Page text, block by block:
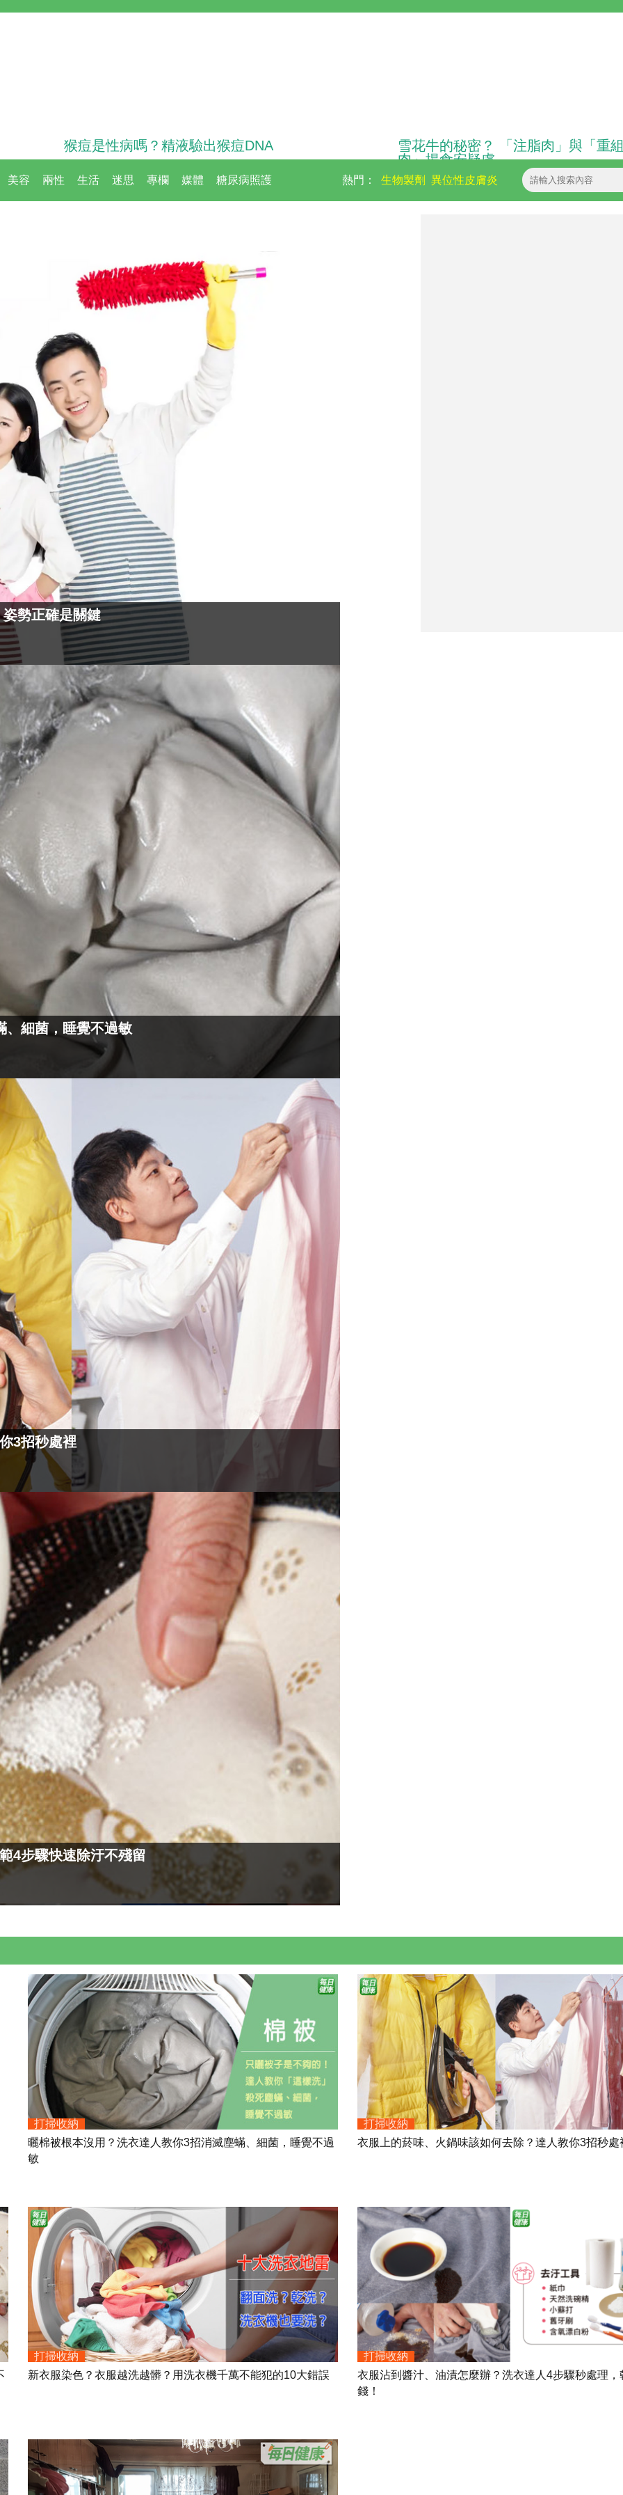
猴痘是性病嗎？精液驗出猴痘DNA
雪花牛的秘密？ 「注脂肉」與「重
肉」揭食安疑慮
美容 兩性 生活 迷思 專欄 媒體 糖尿病照護 異位性皮膚炎
生物製劑
熱門：
勢正確是關鍵
、細菌，睡覺不過敏
3招秒處裡
4步驟快速除汙不殘留
打掃收納
曬棉被根本沒用？洗衣達人教你3招消滅塵蟎、細菌，睡覺不過
敏
打掃收納
衣服上的菸味、火鍋味該如何去除？達人教你3招秒處
打掃收納
新衣服染色？衣服越洗越髒？用洗衣機千萬不能犯的10大錯誤
打掃收納
衣服沾到醬汁、油漬怎麼辦？洗衣達人4步驟秒處理，
錢！